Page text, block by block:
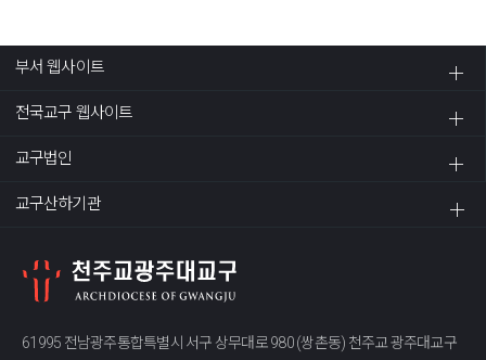
부서 웹사이트
전국교구 웹사이트
교구법인
교구산하기관
61995 전남광주통합특별시 서구 상무대로 980 (쌍촌동) 천주교 광주대교구